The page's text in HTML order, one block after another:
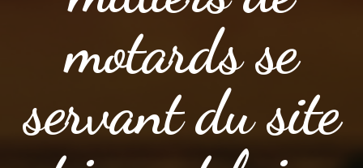
motards se
servant du site